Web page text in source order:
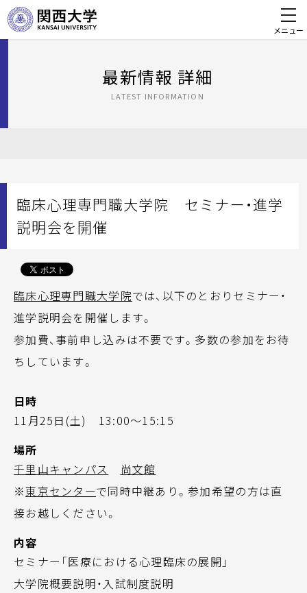
メニュー
最新情報 詳細
LATEST INFORMATION
臨床心理専門職大学院 セミナー・進学
説明会を開催
臨床心理専門職大学院では、以下のとおりセミナー・
進学説明会を開催します。
参加費、事前申し込みは不要です。多数の参加をお待
ちしています。
日時
11月25日(土) 13:00～15:15
場所
千里山キャンパス
尚文館
※東京センターで同時中継あり。参加希望の方は直
接お越しください。
内容
セミナー「医療における心理臨床の展開」
大学院概要説明・入試制度説明